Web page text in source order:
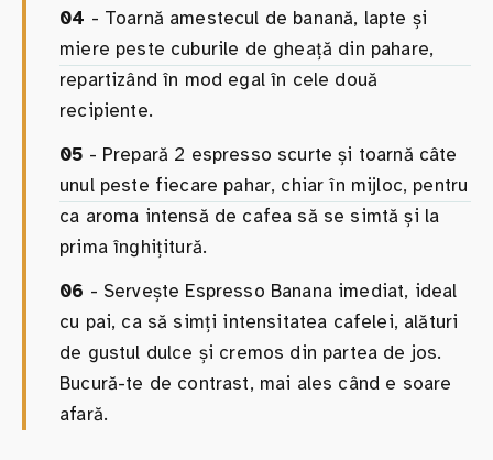
04 - Toarnă amestecul de banană, lapte și
miere peste cuburile de gheață din pahare,
repartizând în mod egal în cele două
recipiente.
05 - Prepară 2 espresso scurte și toarnă câte
unul peste fiecare pahar, chiar în mijloc, pentru
ca aroma intensă de cafea să se simtă și la
prima înghițitură.
06 - Servește Espresso Banana imediat, ideal
cu pai, ca să simți intensitatea cafelei, alături
de gustul dulce și cremos din partea de jos.
Bucură-te de contrast, mai ales când e soare
afară.